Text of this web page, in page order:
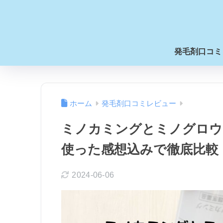
発毛剤口コ
ホーム 発毛剤口コミレビュー
ミノカミングとミノグロ
使った感想込みで徹底比較
2024-06-06